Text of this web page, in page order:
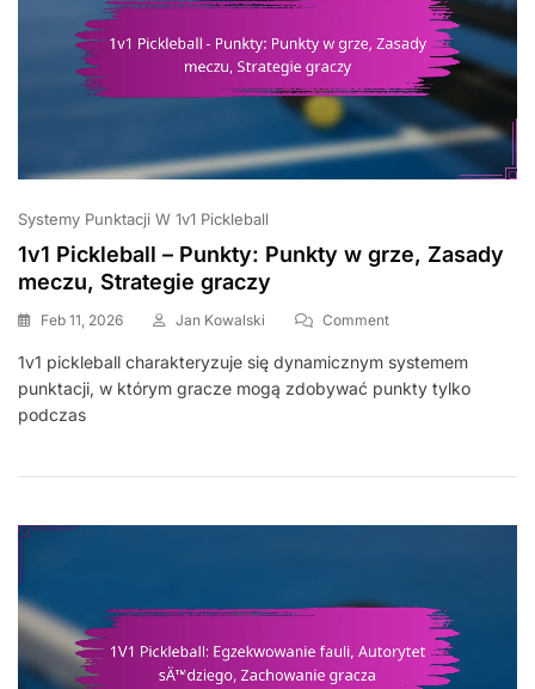
Systemy Punktacji W 1v1 Pickleball
1v1 Pickleball – Punkty: Punkty w grze, Zasady
meczu, Strategie graczy
Feb 11, 2026 Jan Kowalski CommentOn
Pickleball
–
Grze,
Meczu,
1v1 pickleball charakteryzuje się dynamicznym systemem
punktacji, w którym gracze mogą zdobywać punkty tylko
podczas